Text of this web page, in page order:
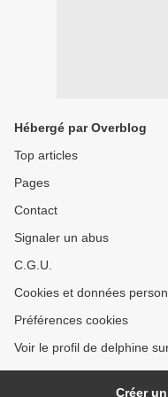
Hébergé par Overblog
Top articles
Pages
Contact
Signaler un abus
C.G.U.
Cookies et données
Préférences cookies
Voir le profil de delphine
Créer